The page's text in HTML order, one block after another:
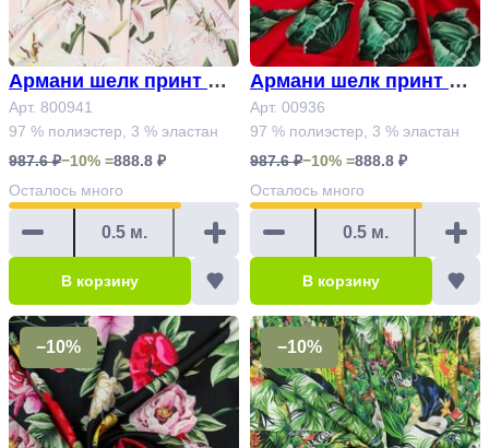
Армани шелк принт Ар
т. 800941
Арт. 800941
97 % полиэстер, 3 % эластан
987.6 ₽−10% =888.8 ₽
Осталось много
В корзину
Армани шелк принт Ар
т. 00936
Арт. 00936
97 % полиэстер, 3 % эластан
987.6 ₽−10% =888.8 ₽
Осталось много
В корзину
−10% −10%